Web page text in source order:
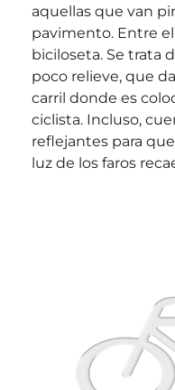
aquellas que van
pavimento. Entre
biciloseta. Se trata
poco relieve, que
carril donde es
ciclista. Incluso,
reflejantes para
luz de los faros